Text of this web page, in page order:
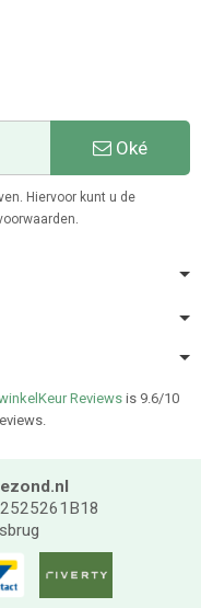
Oké
Hiervoor kunt u de
Reviewsis 9.6/10